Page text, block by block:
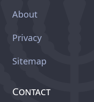
About
Privacy
Sitemap
Contact